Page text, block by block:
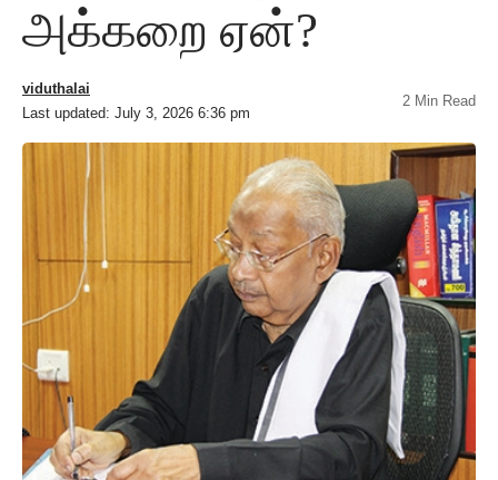
அக்கறை ஏன்?
Last updated: July 3, 2026 6:36 pm
viduthalai
2 Min Read